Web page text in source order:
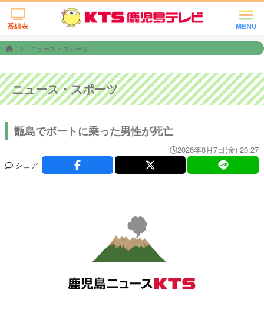
MENU
番組表
ニュース・スポーツ
ニュース・スポーツ
甑島でボートに乗った男性が死亡
2026年8月7日(金) 20:27
シェア